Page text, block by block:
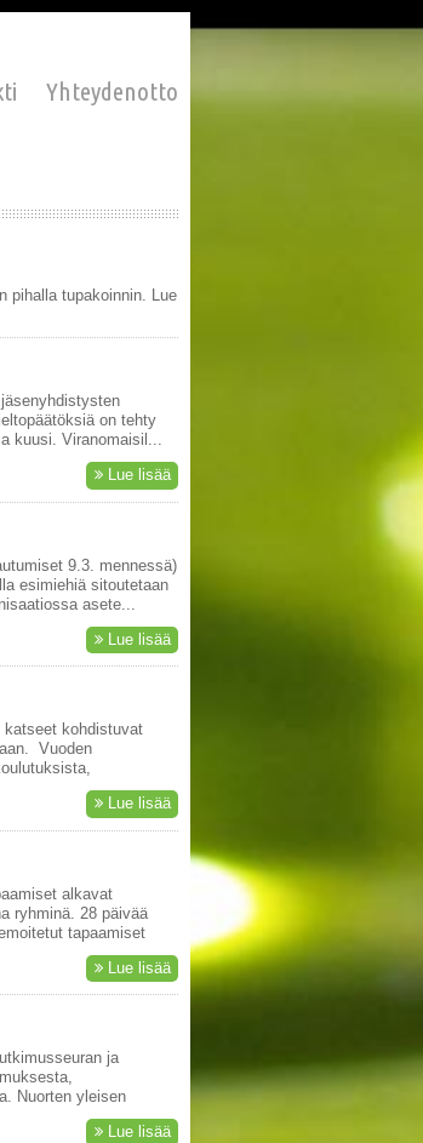
Yhteydenotto
pihalla tupakoinnin. Lue
on tehty
kuusi. Viranomaisil...
Lue lisää
9.3. mennessä)
esimiehiä sitoutetaan
asete...
Lue lisää
kohdistuvat
Vuoden
Lue lisää
alkavat
ryhminä. 28 päivää
tapaamiset
Lue lisää
ja
Nuorten yleisen
Lue lisää